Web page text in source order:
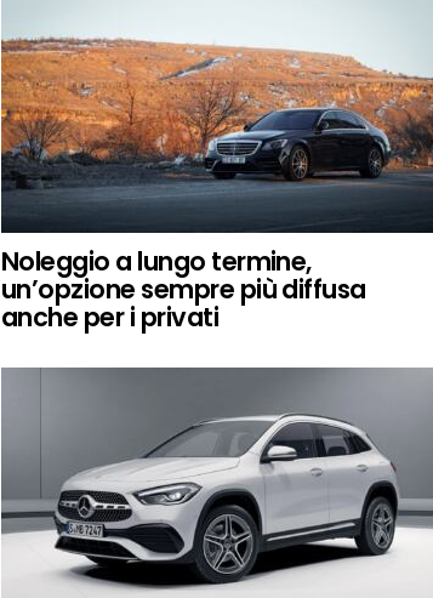
Noleggio a lungo termine,
un’opzione sempre più diffusa
anche per i privati